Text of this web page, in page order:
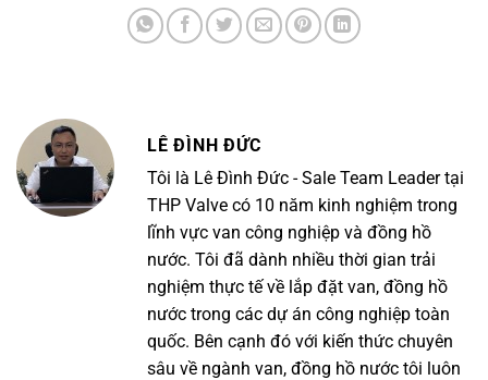
LÊ ĐÌNH ĐỨC
Tôi là Lê Đình Đức - Sale Team Leader tại
THP Valve có 10 năm kinh nghiệm trong
lĩnh vực van công nghiệp và đồng hồ
nước. Tôi đã dành nhiều thời gian trải
nghiệm thực tế về lắp đặt van, đồng hồ
nước trong các dự án công nghiệp toàn
quốc. Bên cạnh đó với kiến thức chuyên
sâu về ngành van, đồng hồ nước tôi luôn